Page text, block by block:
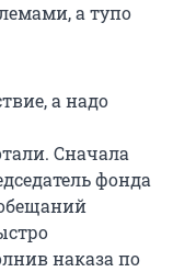
а тупо
а надо
Сначала
фонда
наказа по